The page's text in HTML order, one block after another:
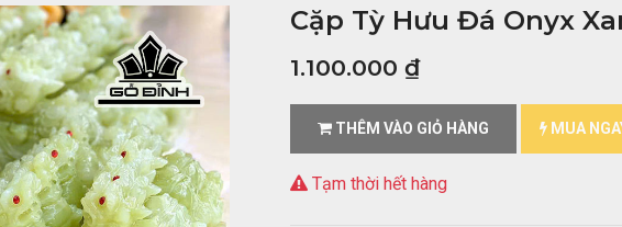
Cặp Tỳ Hưu Đá Onyx
1.100.000 ₫
THÊM VÀO GIỎ HÀNG MUA
Tạm thời hết hàng